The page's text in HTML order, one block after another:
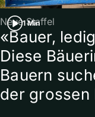
1 Min
Neue Staffel
«Bauer,
Diese
Bauern
der grossen